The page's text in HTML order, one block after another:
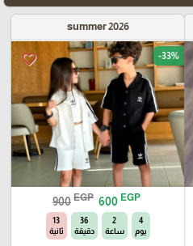
summer 2026
favorite_border -33%
900 EGP 600 EGP
4
يوم
2
ساعة
36
دقيقة
10
ثانية